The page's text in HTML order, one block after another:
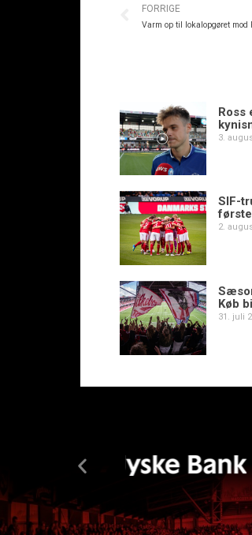
FORRIGE
Varm op til lokalopgøret mod
Ross
3.
SIF-
2.
Køb
31. juli